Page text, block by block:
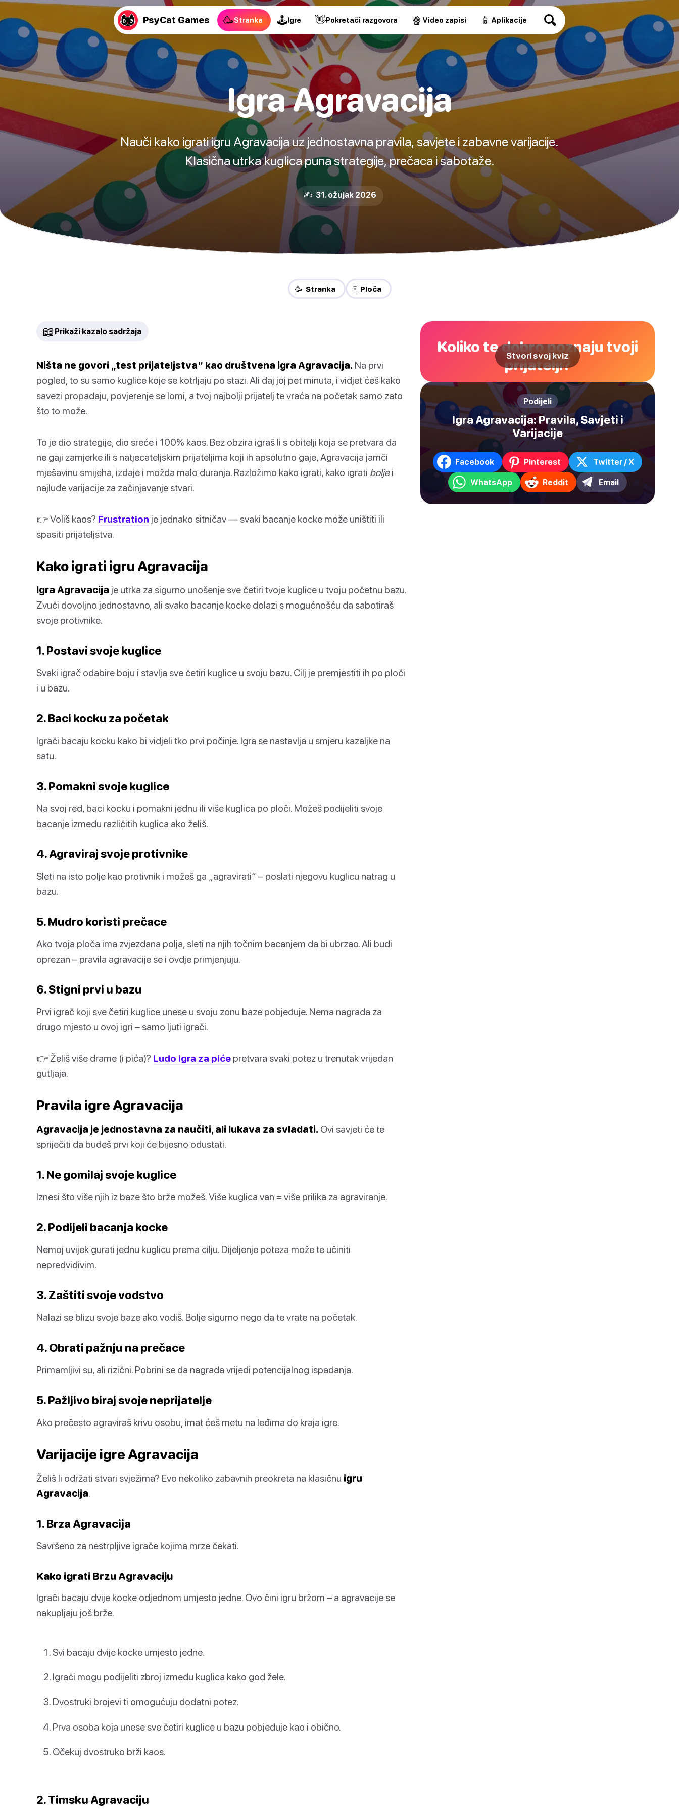
PsyCat Games 🥳Stranka 🕹Igre 👋Pokretači razgovora 🍿 Video zapisi 📱 Aplikacije
Igra Agravacija
Nauči kako igrati igru Agravacija uz jednostavna pravila, savjete i zabavne varijacije.
Klasična utrka kuglica puna strategije, prečaca i sabotaže.
✍️ 31. ožujak 2026
🥳 Stranka 🀄 Ploča
📖 Prikaži kazalo sadržaja
Ništa ne govori „test prijateljstva“ kao društvena igra Agravacija. Na prvi
pogled, to su samo kuglice koje se kotrljaju po stazi. Ali daj joj pet minuta, i vidjet ćeš kako
savezi propadaju, povjerenje se lomi, a tvoj najbolji prijatelj te vraća na početak samo zato
što to može.
To je dio strategije, dio sreće i 100% kaos. Bez obzira igraš li s obitelji koja se pretvara da
ne gaji zamjerke ili s natjecateljskim prijateljima koji ih apsolutno gaje, Agravacija jamči
mješavinu smijeha, izdaje i možda malo duranja. Razložimo kako igrati, kako igrati boljei
najluđe varijacije za začinjavanje stvari.
👉 Voliš kaos? Frustration je jednako sitničav — svaki bacanje kocke može uništiti ili
spasiti prijateljstva.
Kako igrati igru Agravacija
Igra Agravacija je utrka za sigurno unošenje sve četiri tvoje kuglice u tvoju početnu bazu.
Zvuči dovoljno jednostavno, ali svako bacanje kocke dolazi s mogućnošću da sabotiraš
svoje protivnike.
1. Postavi svoje kuglice
Svaki igrač odabire boju i stavlja sve četiri kuglice u svoju bazu. Cilj je premjestiti ih po ploči
i u bazu.
2. Baci kocku za početak
Igrači bacaju kocku kako bi vidjeli tko prvi počinje. Igra se nastavlja u smjeru kazaljke na
satu.
3. Pomakni svoje kuglice
Na svoj red, baci kocku i pomakni jednu ili više kuglica po ploči. Možeš podijeliti svoje
bacanje između različitih kuglica ako želiš.
4. Agraviraj svoje protivnike
Sleti na isto polje kao protivnik i možeš ga „agravirati“ – poslati njegovu kuglicu natrag u
bazu.
5. Mudro koristi prečace
Ako tvoja ploča ima zvjezdana polja, sleti na njih točnim bacanjem da bi ubrzao. Ali budi
oprezan – pravila agravacije se i ovdje primjenjuju.
6. Stigni prvi u bazu
Prvi igrač koji sve četiri kuglice unese u svoju zonu baze pobjeđuje. Nema nagrada za
drugo mjesto u ovoj igri – samo ljuti igrači.
👉 Želiš više drame (i pića)? Ludo igra za piće pretvara svaki potez u trenutak vrijedan
gutljaja.
Pravila igre Agravacija
Agravacija je jednostavna za naučiti, ali lukava za svladati. Ovi savjeti će te
spriječiti da budeš prvi koji će bijesno odustati.
1. Ne gomilaj svoje kuglice
Iznesi što više njih iz baze što brže možeš. Više kuglica van = više prilika za agraviranje.
2. Podijeli bacanja kocke
Nemoj uvijek gurati jednu kuglicu prema cilju. Dijeljenje poteza može te učiniti
nepredvidivim.
3. Zaštiti svoje vodstvo
Nalazi se blizu svoje baze ako vodiš. Bolje sigurno nego da te vrate na početak.
4. Obrati pažnju na prečace
Primamljivi su, ali rizični. Pobrini se da nagrada vrijedi potencijalnog ispadanja.
5. Pažljivo biraj svoje neprijatelje
Ako prečesto agraviraš krivu osobu, imat ćeš metu na leđima do kraja igre.
Varijacije igre Agravacija
Želiš li održati stvari svježima? Evo nekoliko zabavnih preokreta na klasičnu igru
Agravacija.
1. Brza Agravacija
Savršeno za nestrpljive igrače kojima mrze čekati.
Kako igrati Brzu Agravaciju
Igrači bacaju dvije kocke odjednom umjesto jedne. Ovo čini igru bržom – a agravacije se
nakupljaju još brže.
Svi bacaju dvije kocke umjesto jedne.
Igrači mogu podijeliti zbroj između kuglica kako god žele.
Dvostruki brojevi ti omogućuju dodatni potez.
Prva osoba koja unese sve četiri kuglice u bazu pobjeđuje kao i obično.
Očekuj dvostruko brži kaos.
2. Timsku Agravaciju
Koliko te dobro poznaju tvoji
prijatelji?
Stvori svoj kviz
Podijeli
Igra Agravacija: Pravila, Savjeti i
Varijacije
Facebook Pinterest Twitter / X
WhatsApp Reddit Email